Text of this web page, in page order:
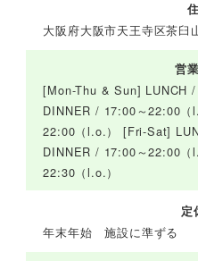
大阪府大阪市天王寺区茶臼
営
[Mon-Thu & Sun] LUNCH /
DINNER / 17:00～22:00
22:00（l.o.） [Fri-Sat]
DINNER / 17:00～22:00
22:30（l.o.）
定
年末年始 施設に準ずる